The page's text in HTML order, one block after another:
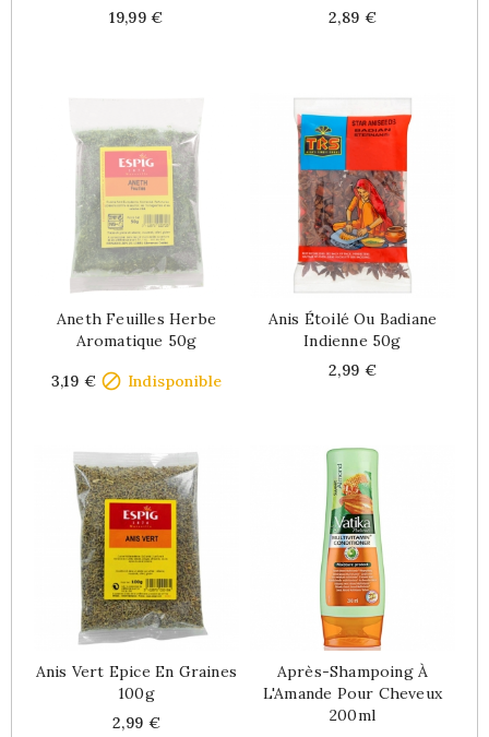
Price
19,99 €
Price
2,89 €
Aneth Feuilles Herbe
Aromatique 50g
3,19 €  Indisponible
Anis Étoilé Ou Badiane
Indienne 50g
Price
2,99 €
Anis Vert Epice En Graines
100g
Price
2,99 €
Après-Shampoing À
L'Amande Pour Cheveux
200ml